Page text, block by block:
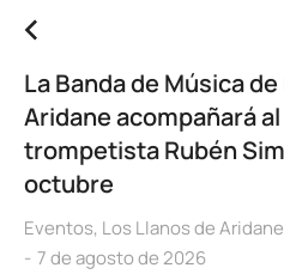
La Banda de Música
Aridane acompañará
trompetista Rubén
octubre
Eventos, Los Llanos de Aridane
7 de agosto de 2026